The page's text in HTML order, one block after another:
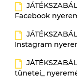
Facebook
Instagram
tünetei_